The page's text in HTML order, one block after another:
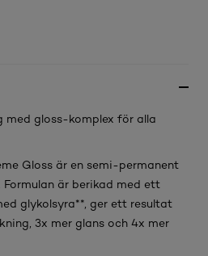
med gloss-komplex för alla
Gloss är en semi-permanent
är berikad med ett
glykolsyra**, ger ett resultat
3x mer glans och 4x mer